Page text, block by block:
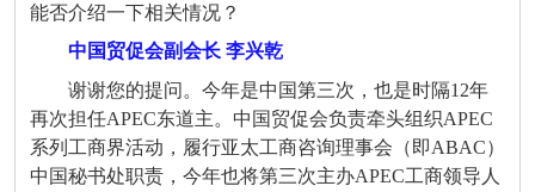
能否介绍一下相关情况？
中国贸促会副会长 李兴乾
谢谢您的提问。今年是中国第三次，也是时隔12年
再次担任APEC东道主。中国贸促会负责牵头组织APEC
系列工商界活动，履行亚太工商咨询理事会（即ABAC）
中国秘书处职责，今年也将第三次主办APEC工商领导人